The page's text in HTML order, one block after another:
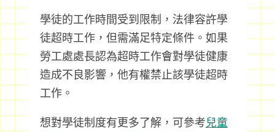
學徒的工作時間受到限制，法律容許學
徒超時工作，但需滿足特定條件。如果
勞工處處長認為超時工作會對學徒健康
造成不良影響，他有權禁止該學徒超時
工作。
想對學徒制度有更多了解，可參考兒童